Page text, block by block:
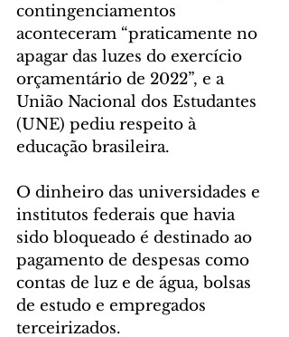
contingenciamentos
aconteceram “praticamente no
apagar das luzes do exercício
orçamentário de 2022”, e a
União Nacional dos Estudantes
(UNE) pediu respeito à
educação brasileira.
O dinheiro das universidades e
institutos federais que havia
sido bloqueado é destinado ao
pagamento de despesas como
contas de luz e de água, bolsas
de estudo e empregados
terceirizados.